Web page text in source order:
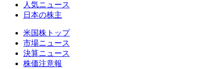
人気ニュース
日本の株主
米国株トップ
市場ニュース
決算ニュース
株価注意報